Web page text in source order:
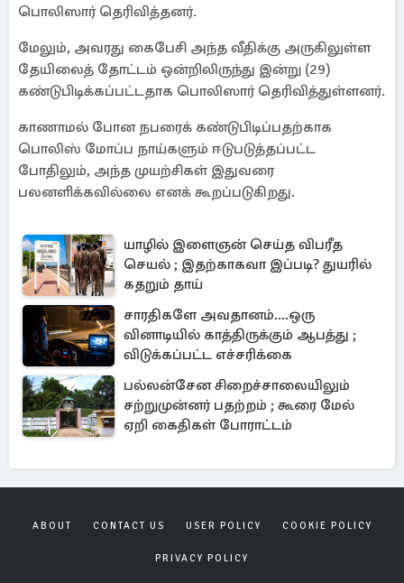
பொலிஸார் தெரிவித்தனர்.
மேலும், அவரது கைபேசி அந்த வீதிக்கு அருகிலுள்ள
தேயிலைத் தோட்டம் ஒன்றிலிருந்து இன்று (29)
கண்டுபிடிக்கப்பட்டதாக பொலிஸார் தெரிவித்துள்ளனர்.
காணாமல் போன நபரைக் கண்டுபிடிப்பதற்காக
பொலிஸ் மோப்ப நாய்களும் ஈடுபடுத்தப்பட்ட
போதிலும், அந்த முயற்சிகள் இதுவரை
பலனளிக்கவில்லை எனக் கூறப்படுகிறது.
யாழில் இளைஞன் செய்த விபரீத
செயல் ; இதற்காகவா இப்படி? துயரில்
கதறும் தாய்
சாரதிகளே அவதானம்....ஒரு
வினாடியில் காத்திருக்கும் ஆபத்து ;
விடுக்கப்பட்ட எச்சரிக்கை
பல்லன்சேன சிறைச்சாலையிலும்
சற்றுமுன்னர் பதற்றம் ; கூரை மேல்
ஏறி கைதிகள் போராட்டம்
ABOUT CONTACT US USER POLICY COOKIE POLICY
PRIVACY POLICY